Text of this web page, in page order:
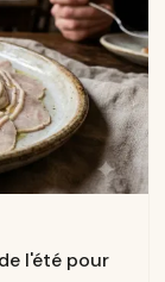
l'été pour